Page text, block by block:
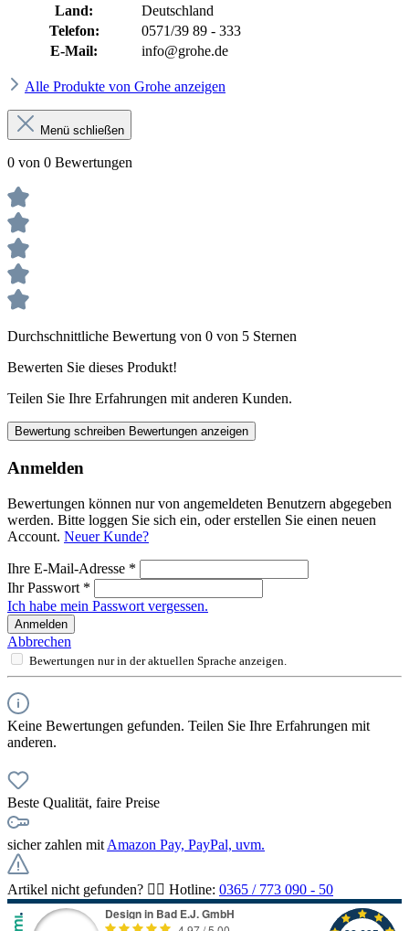
Land:
Deutschland
Telefon:
0571/39 89 - 333
E-Mail:
info@grohe.de
Alle Produkte von Grohe anzeigen
Menü schließen
0 von 0 Bewertungen
Durchschnittliche Bewertung von 0 von 5 Sternen
Bewerten Sie dieses Produkt!
Teilen Sie Ihre Erfahrungen mit anderen Kunden.
Bewertung schreiben Bewertungen anzeigen
Anmelden
Bewertungen können nur von angemeldeten Benutzern abgegeben
werden. Bitte loggen Sie sich ein, oder erstellen Sie einen neuen
Account. Neuer Kunde?
Ihre E-Mail-Adresse *
Ihr Passwort *
Ich habe mein Passwort vergessen.
Anmelden
Abbrechen
Bewertungen nur in der aktuellen Sprache anzeigen.
Keine Bewertungen gefunden. Teilen Sie Ihre Erfahrungen mit
anderen.
Beste Qualität, faire Preise
sicher zahlen mit Amazon Pay, PayPal, uvm.
Artikel nicht gefunden? 👉🏻 Hotline: 0365 / 773 090 - 50